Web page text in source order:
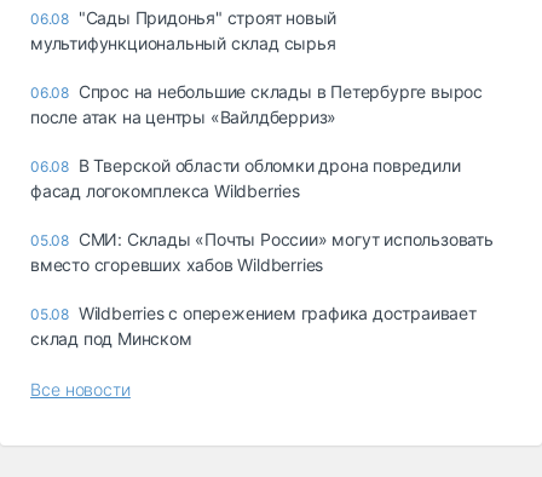
06.08 "Сады Придонья" строят новый
мультифункциональный склад сырья
06.08 Спрос на небольшие склады в Петербурге вырос
после атак на центры «Вайлдберриз»
06.08 В Тверской области обломки дрона повредили
фасад логокомплекса Wildberries
05.08 СМИ: Склады «Почты России» могут использовать
вместо сгоревших хабов Wildberries
05.08 Wildberries с опережением графика достраивает
склад под Минском
Все новости